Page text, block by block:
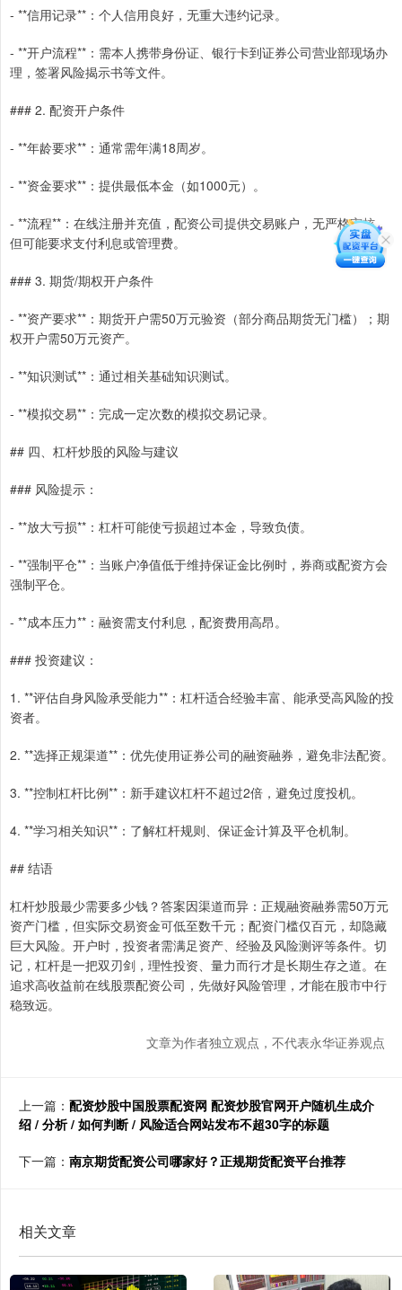
- **信用记录**：个人信用良好，无重大违约记录。
- **开户流程**：需本人携带身份证、银行卡到证券公司营业部现场办
理，签署风险揭示书等文件。
### 2. 配资开户条件
- **年龄要求**：通常需年满18周岁。
- **资金要求**：提供最低本金（如1000元）。
- **流程**：在线注册并充值，配资公司提供交易账户，无严格审核，
但可能要求支付利息或管理费。
### 3. 期货/期权开户条件
- **资产要求**：期货开户需50万元验资（部分商品期货无门槛）；期
权开户需50万元资产。
- **知识测试**：通过相关基础知识测试。
- **模拟交易**：完成一定次数的模拟交易记录。
## 四、杠杆炒股的风险与建议
### 风险提示：
- **放大亏损**：杠杆可能使亏损超过本金，导致负债。
- **强制平仓**：当账户净值低于维持保证金比例时，券商或配资方会
强制平仓。
- **成本压力**：融资需支付利息，配资费用高昂。
### 投资建议：
1. **评估自身风险承受能力**：杠杆适合经验丰富、能承受高风险的投
资者。
2. **选择正规渠道**：优先使用证券公司的融资融券，避免非法配资。
3. **控制杠杆比例**：新手建议杠杆不超过2倍，避免过度投机。
4. **学习相关知识**：了解杠杆规则、保证金计算及平仓机制。
## 结语
杠杆炒股最少需要多少钱？答案因渠道而异：正规融资融券需50万元
资产门槛，但实际交易资金可低至数千元；配资门槛仅百元，却隐藏
巨大风险。开户时，投资者需满足资产、经验及风险测评等条件。切
记，杠杆是一把双刃剑，理性投资、量力而行才是长期生存之道。在
追求高收益前在线股票配资公司，先做好风险管理，才能在股市中行
稳致远。
文章为作者独立观点，不代表永华证券观点
上一篇： 配资炒股中国股票配资网 配资炒股官网开户随机生成介
绍 / 分析 / 如何判断 / 风险适合网站发布不超30字的标题
下一篇： 南京期货配资公司哪家好？正规期货配资平台推荐
相关文章